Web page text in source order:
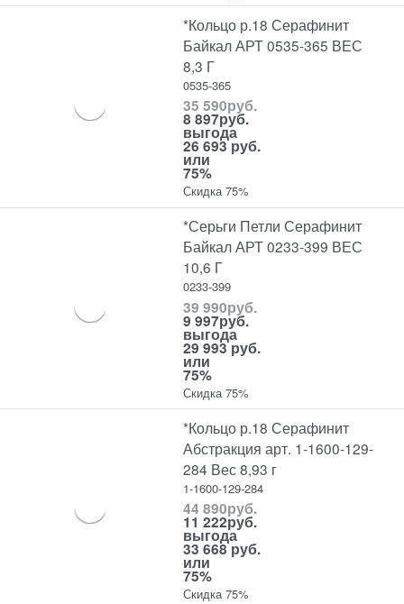
*Кольцо р.18 Серафинит
Байкал АРТ 0535-365 ВЕС
8,3 Г
0535-365
35 590руб.
8 897руб.
выгода
26 693 руб.
или
75%
Скидка 75%
*Серьги Петли Серафинит
Байкал АРТ 0233-399 ВЕС
10,6 Г
0233-399
39 990руб.
9 997руб.
выгода
29 993 руб.
или
75%
Скидка 75%
*Кольцо р.18 Серафинит
Абстракция арт. 1-1600-129-
284 Вес 8,93 г
1-1600-129-284
44 890руб.
11 222руб.
выгода
33 668 руб.
или
75%
Скидка 75%